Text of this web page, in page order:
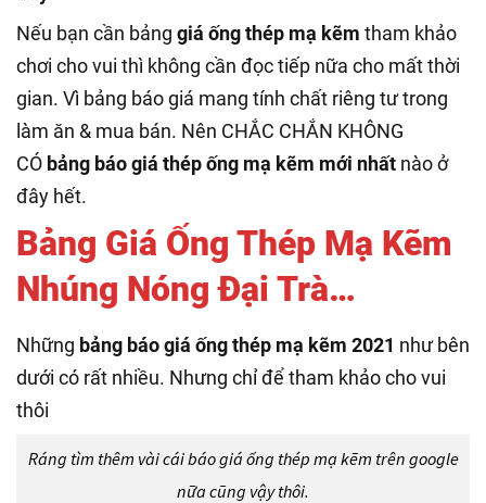
Nếu bạn cần bảng giá ống thép mạ kẽm tham khảo
chơi cho vui thì không cần đọc tiếp nữa cho mất thời
gian. Vì bảng báo giá mang tính chất riêng tư trong
làm ăn & mua bán. Nên CHẮC CHẮN KHÔNG
CÓ bảng báo giá thép ống mạ kẽm mới nhất nào ở
đây hết.
Bảng Giá Ống Thép Mạ Kẽm
Nhúng Nóng Đại Trà…
Những bảng báo giá ống thép mạ kẽm 2021 như bên
dưới có rất nhiều. Nhưng chỉ để tham khảo cho vui
thôi
Ráng tìm thêm vài cái báo giá ống thép mạ kẽm trên google
nữa cũng vậy thôi.